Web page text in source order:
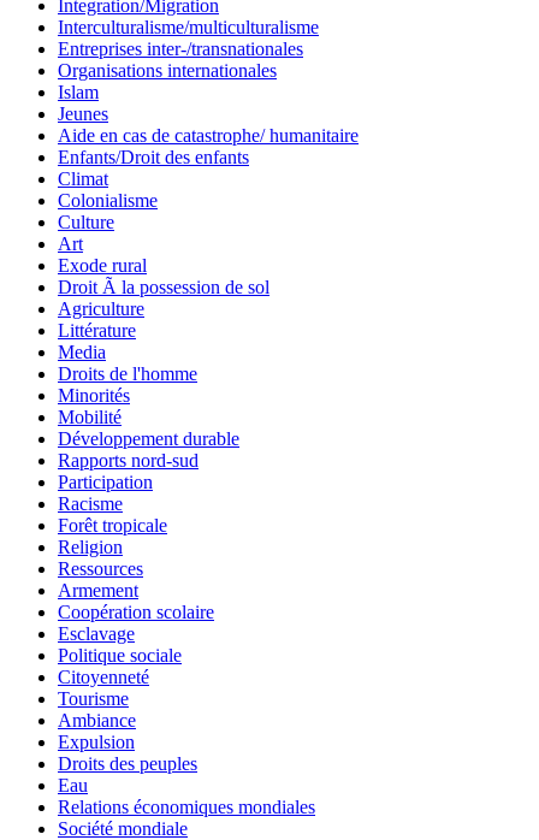
Integration/Migration
Interculturalisme/multiculturalisme
Entreprises inter-/transnationales
Organisations internationales
Islam
Jeunes
Aide en cas de catastrophe/ humanitaire
Enfants/Droit des enfants
Climat
Colonialisme
Culture
Art
Exode rural
Droit Ã la possession de sol
Agriculture
Littérature
Media
Droits de l'homme
Minorités
Mobilité
Développement durable
Rapports nord-sud
Participation
Racisme
Forêt tropicale
Religion
Ressources
Armement
Coopération scolaire
Esclavage
Politique sociale
Citoyenneté
Tourisme
Ambiance
Expulsion
Droits des peuples
Eau
Relations économiques mondiales
Société mondiale